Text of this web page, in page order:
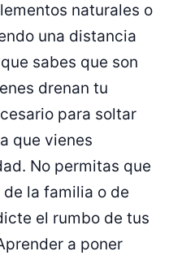
naturales o
una distancia
sabes que son
drenan tu
para soltar
que vienes
No permitas que
la familia o de
el rumbo de tus
a poner